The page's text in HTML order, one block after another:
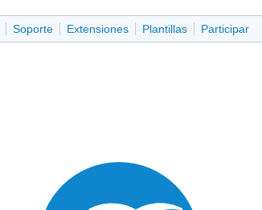
Soporte Extensiones Plantillas Participar